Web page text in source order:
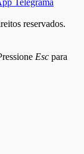
reservados.
Esc para